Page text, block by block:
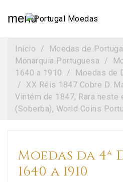
menu
Início Moedas de
Monarquia Portuguesa
1640 a 1910
Moedas de
XX Réis 1847 Cobre D.
Vintém de 1847, Rara neste
(Soberba), World Coins
Moedas da 4ª
1640 a 1910